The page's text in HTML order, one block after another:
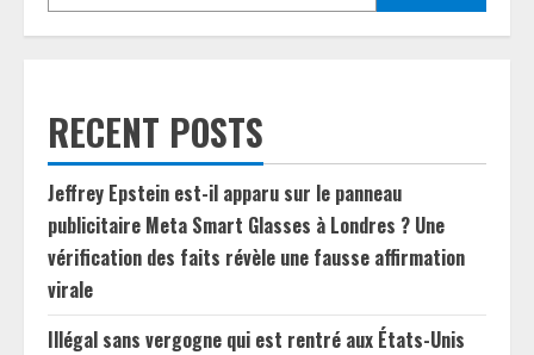
RECENT POSTS
Jeffrey Epstein est-il apparu sur le panneau
publicitaire Meta Smart Glasses à Londres ? Une
vérification des faits révèle une fausse affirmation
virale
Illégal sans vergogne qui est rentré aux États-Unis